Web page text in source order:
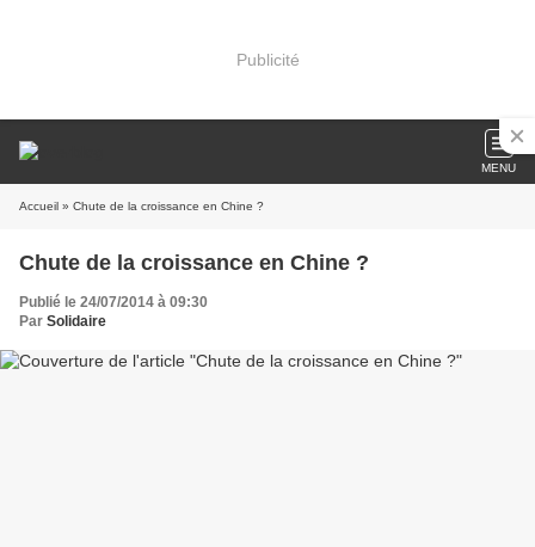
Publicité
MENU
Accueil » Chute de la croissance en Chine ?
Chute de la croissance en Chine ?
Publié le 24/07/2014 à 09:30
Par Solidaire